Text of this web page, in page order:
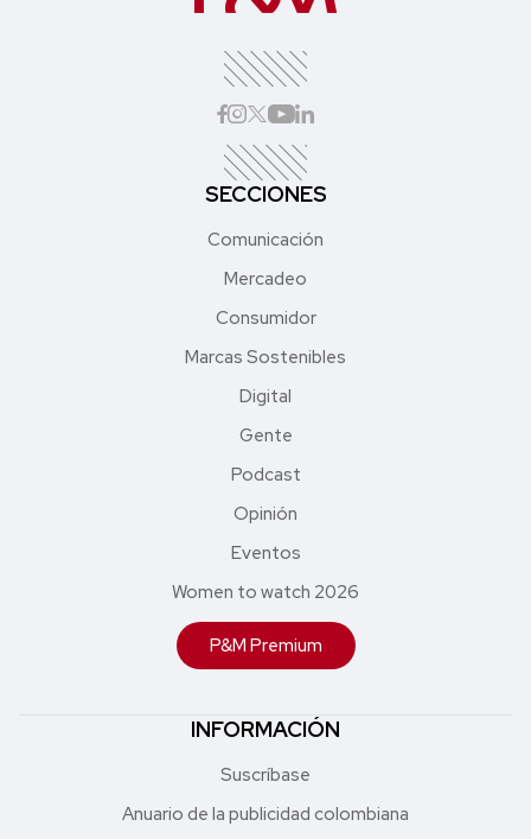
SECCIONES
Comunicación
Mercadeo
Consumidor
Marcas Sostenibles
Digital
Gente
Podcast
Opinión
Eventos
Women to watch 2026
P&M Premium
INFORMACIÓN
Suscríbase
Anuario de la publicidad colombiana